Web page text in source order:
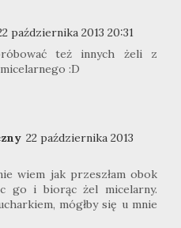
października 2013 20:31
też innych żeli z
:D
22 października 2013
wiem jak przeszłam obok
go i biorąc żel micelarny.
mógłby się u mnie